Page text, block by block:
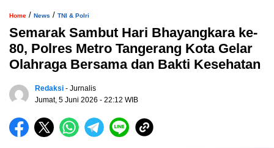
Home / News / TNI & Polri
Semarak Sambut Hari Bhayangkara ke-
80, Polres Metro Tangerang Kota Gelar
Olahraga Bersama dan Bakti Kesehatan
Redaksi - Jurnalis
Jumat, 5 Juni 2026 - 22:12 WIB